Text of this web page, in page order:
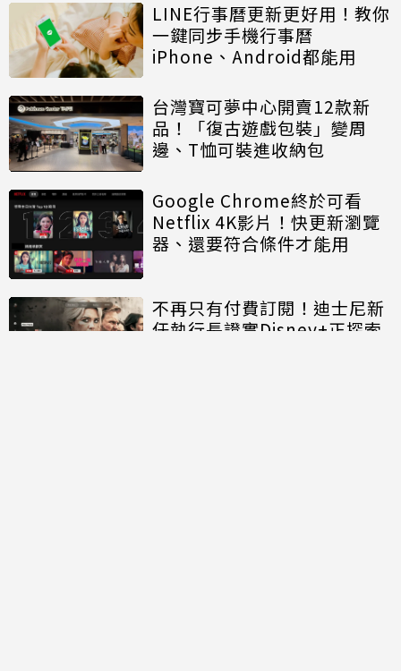
LINE行事曆更新更好用！教你
一鍵同步手機行事曆
iPhone、Android都能用
台灣寶可夢中心開賣12款新
品！「復古遊戲包裝」變周
邊、T恤可裝進收納包
Google Chrome終於可看
Netflix 4K影片！快更新瀏覽
器、還要符合條件才能用
不再只有付費訂閱！迪士尼新
任執行長證實Disney+正探索